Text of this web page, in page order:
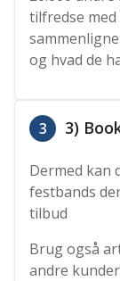
tilfredse
og hvad de
3 3)
Dermed kan
festbands
tilbud
Brug også
andre